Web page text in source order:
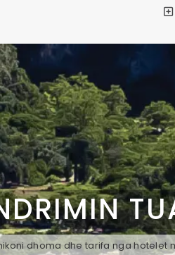
dhoma dhe tarifa nga